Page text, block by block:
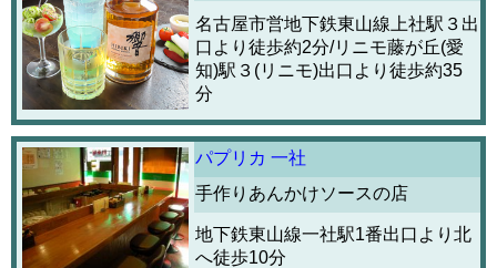
名古屋市営地下鉄東山線上社駅３出
口より徒歩約2分/リニモ藤が丘(愛
知)駅３(リニモ)出口より徒歩約35
分
パプリカ 一社
手作りあんかけソースの店
地下鉄東山線一社駅1番出口より北
へ徒歩10分